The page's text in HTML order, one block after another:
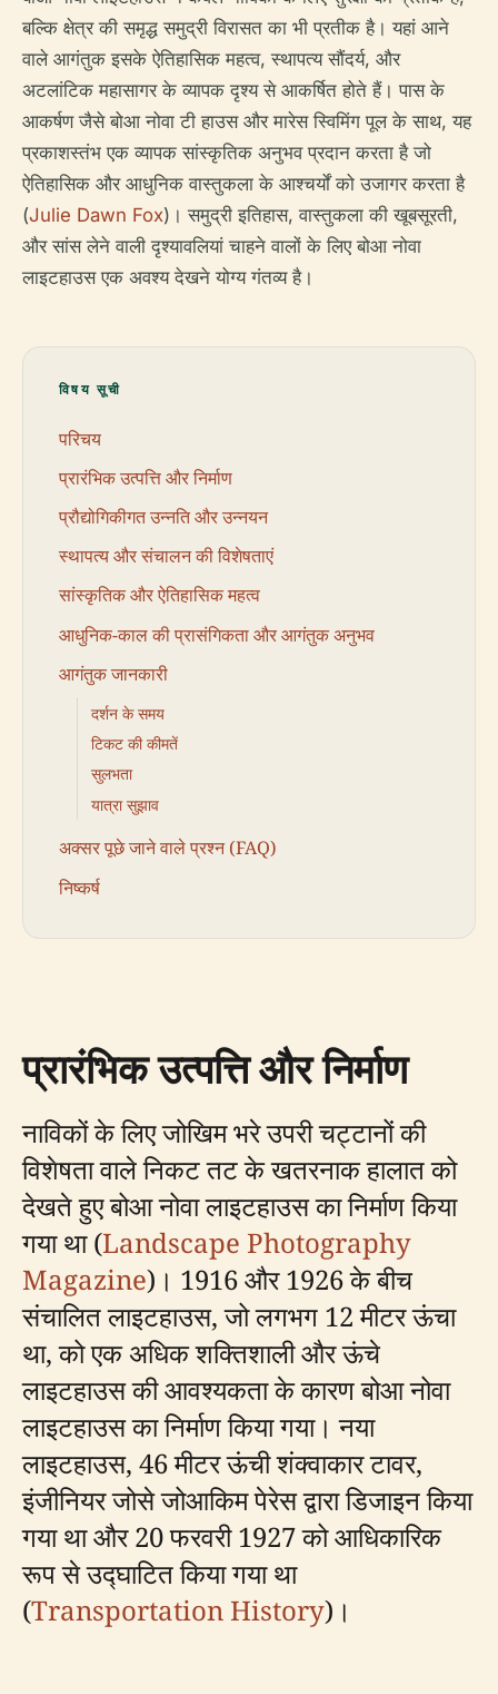
बल्कि क्षेत्र की समृद्ध समुद्री विरासत का भी प्रतीक है। यहां आने
वाले आगंतुक इसके ऐतिहासिक महत्व, स्थापत्य सौंदर्य, और
अटलांटिक महासागर के व्यापक दृश्य से आकर्षित होते हैं। पास के
आकर्षण जैसे बोआ नोवा टी हाउस और मारेस स्विमिंग पूल के साथ, यह
प्रकाशस्तंभ एक व्यापक सांस्कृतिक अनुभव प्रदान करता है जो
ऐतिहासिक और आधुनिक वास्तुकला के आश्चर्यों को उजागर करता है
(Julie Dawn Fox)। समुद्री इतिहास, वास्तुकला की खूबसूरती,
और सांस लेने वाली दृश्यावलियां चाहने वालों के लिए बोआ नोवा
लाइटहाउस एक अवश्य देखने योग्य गंतव्य है।
विषय सूची
परिचय
प्रारंभिक उत्पत्ति और निर्माण
प्रौद्योगिकीगत उन्नति और उन्नयन
स्थापत्य और संचालन की विशेषताएं
सांस्कृतिक और ऐतिहासिक महत्व
आधुनिक-काल की प्रासंगिकता और आगंतुक अनुभव
आगंतुक जानकारी
दर्शन के समय
टिकट की कीमतें
सुलभता
यात्रा सुझाव
अक्सर पूछे जाने वाले प्रश्न (FAQ)
निष्कर्ष
प्रारंभिक उत्पत्ति और निर्माण
नाविकों के लिए जोखिम भरे उपरी चट्टानों की
विशेषता वाले निकट तट के खतरनाक हालात को
देखते हुए बोआ नोवा लाइटहाउस का निर्माण किया
गया था (Landscape Photography
Magazine)। 1916 और 1926 के बीच
संचालित लाइटहाउस, जो लगभग 12 मीटर ऊंचा
था, को एक अधिक शक्तिशाली और ऊंचे
लाइटहाउस की आवश्यकता के कारण बोआ नोवा
लाइटहाउस का निर्माण किया गया। नया
लाइटहाउस, 46 मीटर ऊंची शंक्वाकार टावर,
इंजीनियर जोसे जोआकिम पेरेस द्वारा डिजाइन किया
गया था और 20 फरवरी 1927 को आधिकारिक
रूप से उद्घाटित किया गया था
(Transportation History)।